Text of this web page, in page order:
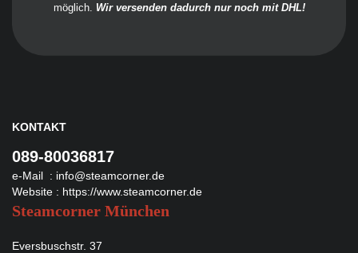
möglich. Wir versenden dadurch nur noch mit DHL!
KONTAKT
089-80036817
e-Mail : info@steamcorner.de
Website : https://www.steamcorner.de
Steamcorner München
Eversbuschstr. 37